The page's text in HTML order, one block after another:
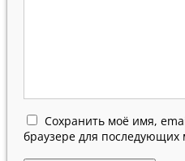
Сохранить моё имя,
браузере для последующих